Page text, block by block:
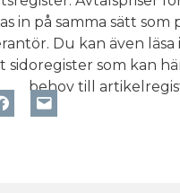
in på samma sätt som
Du kan även läsa
sidoregister som kan
behov till